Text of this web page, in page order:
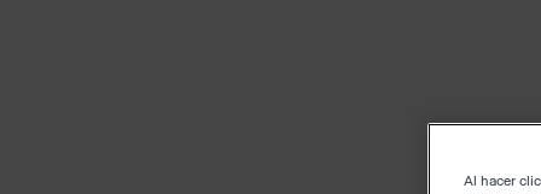
Al hacer clic